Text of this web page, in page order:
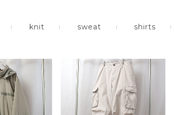
knit sweat shirts